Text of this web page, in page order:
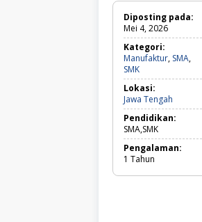
Diposting pada:
Mei 4, 2026
Kategori:
Manufaktur, SMA,
SMKManufaktur,
SMA,
SMK
Lokasi:
Jawa Tengah
Tengah
Pendidikan:
SMA,SMK
Pengalaman:
1 Tahun